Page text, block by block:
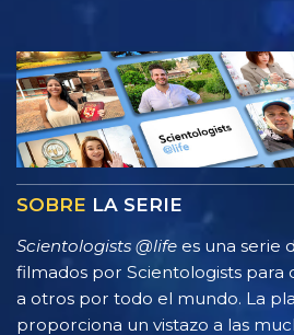
SOBRE LA SERIE
Scientologists @life es una serie
filmados por Scientologists para
a otros por todo el mundo. La
proporciona un vistazo a las